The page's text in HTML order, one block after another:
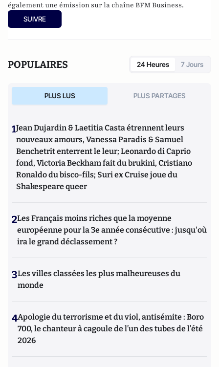
également une émission sur la chaîne BFM Business.
SUIVRE
POPULAIRES 24 Heures 7 Jours
PLUS LUS PLUS PARTAGES
1Jean Dujardin & Laetitia Casta étrennent leurs
nouveaux amours, Vanessa Paradis & Samuel
Benchetrit enterrent le leur; Leonardo di Caprio
fond, Victoria Beckham fait du brukini, Cristiano
Ronaldo du bisco-fils; Suri ex Cruise joue du
Shakespeare queer
2Les Français moins riches que la moyenne
européenne pour la 3e année consécutive : jusqu'où
ira le grand déclassement ?
3Les villes classées les plus malheureuses du
monde
4Apologie du terrorisme et du viol, antisémite : Boro
700, le chanteur à cagoule de l’un des tubes de l’été
2026